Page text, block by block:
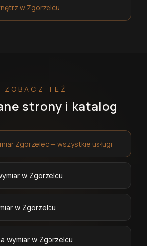
w Zgorzelcu
ZOBACZ TEŻ
strony i katalog
Zgorzelec — wszystkie usługi
w Zgorzelcu
w Zgorzelcu
wymiar w Zgorzelcu